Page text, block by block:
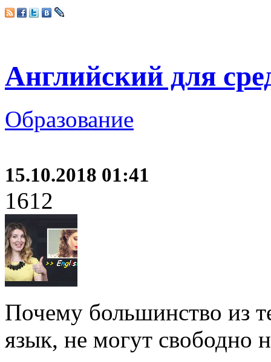
Английский для
Образование
15.10.2018 01:41
1612
Почему большинство из
язык, не могут свободно